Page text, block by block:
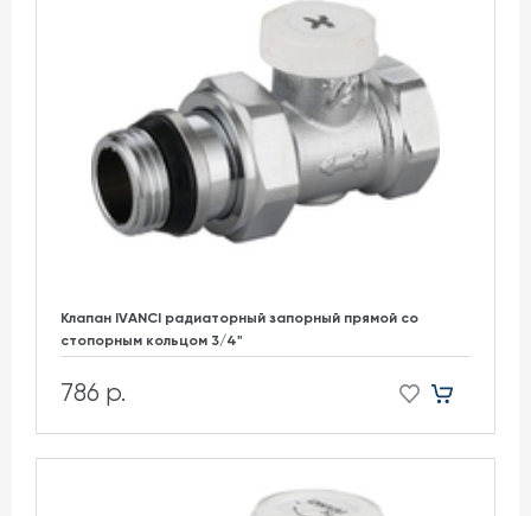
Клапан IVANCI радиаторный запорный прямой со
стопорным кольцом 3/4"
786 р.